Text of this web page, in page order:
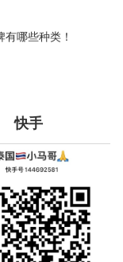
哪些种类！
快手